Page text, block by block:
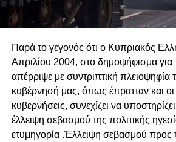
Παρά το γεγονός ότι ο Κυπριακός
Απριλίου 2004, στο δημοψήφισμα για
απέρριψε με συντριπτική
κυβέρνησή μας, όπως έπρατταν και
κυβερνήσεις, συνεχίζει να
έλλειψη σεβασμού της πολιτικής
ετυμηγορία .Έλλειψη σεβασμού προς